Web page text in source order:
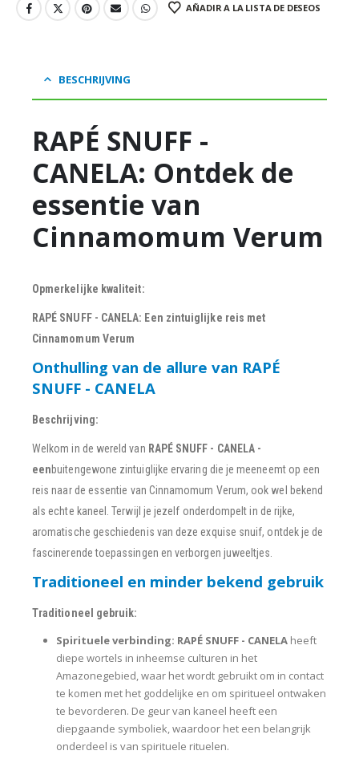
AÑADIR A LA LISTA DE DESEOS
BESCHRIJVING
RAPÉ SNUFF -
CANELA: Ontdek de
essentie van
Cinnamomum Verum
Opmerkelijke kwaliteit:
RAPÉ SNUFF - CANELA: Een zintuiglijke reis met
Cinnamomum Verum
Onthulling van de allure van RAPÉ
SNUFF - CANELA
Beschrijving:
Welkom in de wereld van RAPÉ SNUFF - CANELA -
eenbuitengewone zintuiglijke ervaring die je meeneemt op een
reis naar de essentie van Cinnamomum Verum, ook wel bekend
als echte kaneel. Terwijl je jezelf onderdompelt in de rijke,
aromatische geschiedenis van deze exquise snuif, ontdek je de
fascinerende toepassingen en verborgen juweeltjes.
Traditioneel en minder bekend gebruik
Traditioneel gebruik:
Spirituele verbinding: RAPÉ SNUFF - CANELAheeft
diepe wortels in inheemse culturen in het
Amazonegebied, waar het wordt gebruikt om in contact
te komen met het goddelijke en om spiritueel ontwaken
te bevorderen. De geur van kaneel heeft een
diepgaande symboliek, waardoor het een belangrijk
onderdeel is van spirituele rituelen.